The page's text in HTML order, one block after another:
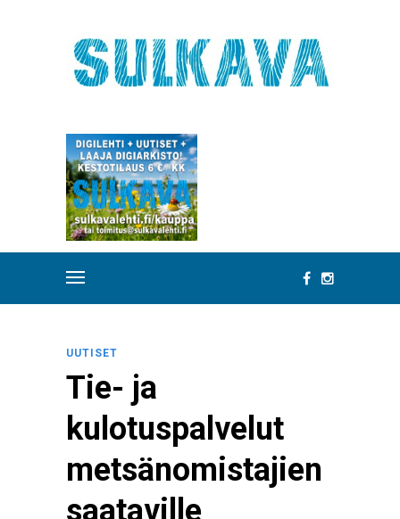
UUTISET
Tie- ja
kulotuspalvelut
metsänomistajien
saataville